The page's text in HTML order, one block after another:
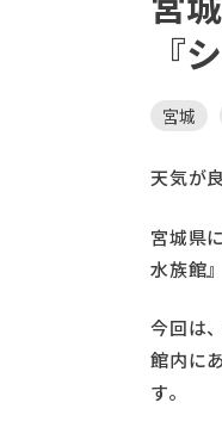
『
宮城
天気が
宮城県
水族館
今回は
館内に
す。